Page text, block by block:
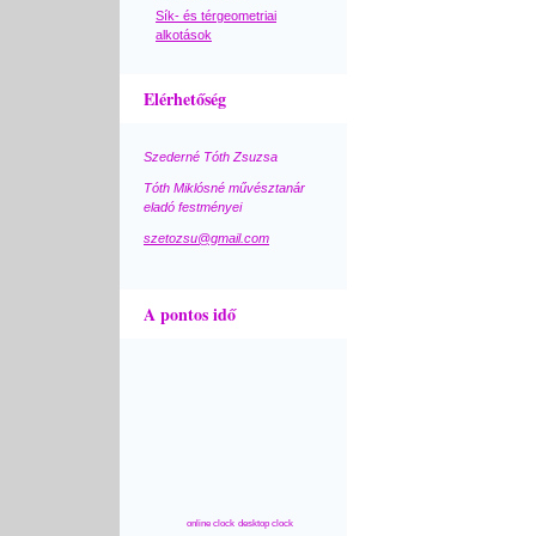
Sík- és térgeometriai
alkotások
Elérhetőség
Szederné Tóth Zsuzsa
Tóth Miklósné művésztanár
eladó festményei
szetozsu@gmail.com
A pontos idő
online clock desktop clock